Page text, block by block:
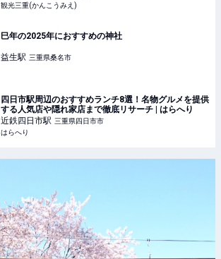
観光三重(かんこうみえ)
巳年の2025年におすすめの神社
益生駅 三重県桑名市
四日市駅周辺のおすすめランチ8選！名物グルメを提供
する人気店や隠れ家店まで徹底リサーチ | はらへり
近鉄四日市駅 三重県四日市市
はらへり